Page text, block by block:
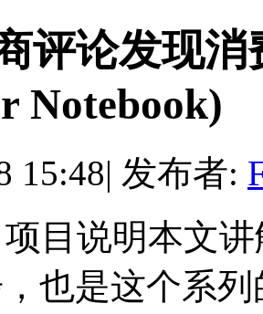
评论发现
Notebook)
15:48| 发布者:
项目说明本文
也是这个系列